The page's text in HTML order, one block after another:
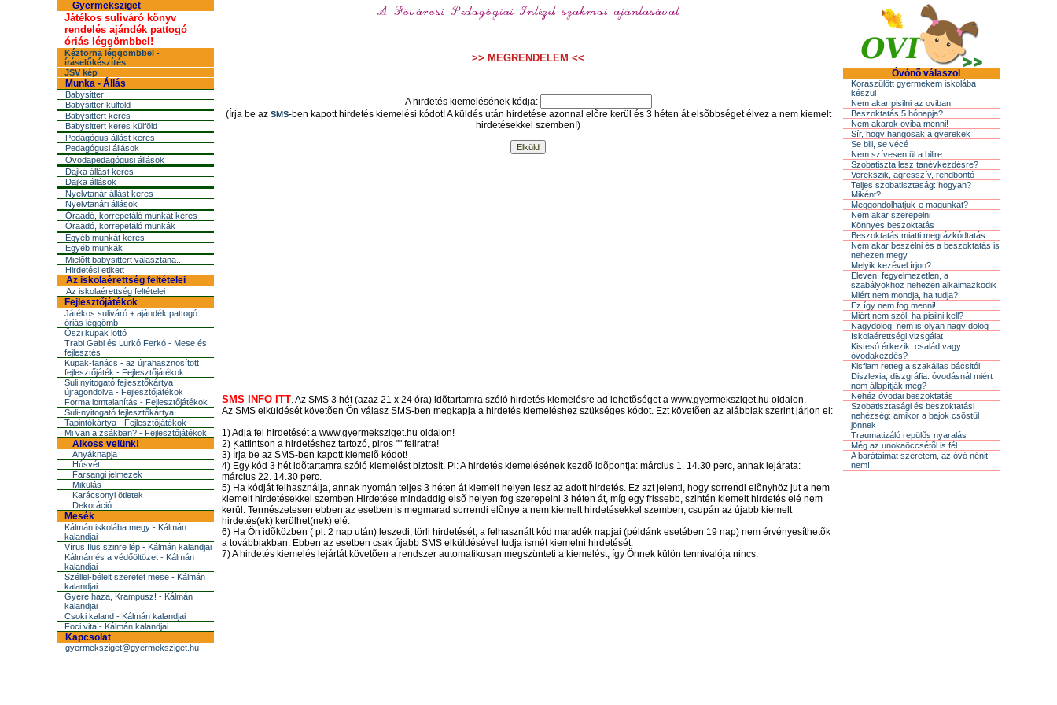
Gyermeksziget
Játékos suliváró könyv
rendelés ajándék pattogó
óriás léggömbbel!
Kéztorna léggömbbel -
íráselőkészítés
JSV kép
Munka - Állás
Babysitter
Babysitter külföld
Babysittert keres
Babysittert keres külföld
Pedagógus állást keres
Pedagógusi állások
Óvodapedagógusi állások
Dajka állást keres
Dajka állások
Nyelvtanár állást keres
Nyelvtanári állások
Óraadó, korrepetáló munkát keres
Óraadó, korrepetáló munkák
Egyéb munkát keres
Egyéb munkák
Mielõtt babysittert választana...
Hirdetési etikett
Az iskolaérettség feltételei
Az iskolaérettség feltételei
Fejlesztőjátékok
Játékos suliváró + ajándék pattogó
óriás léggömb
Őszi kupak lottó
Trabi Gabi és Lurkó Ferkó - Mese és
fejlesztés
Kupak-tanács - az újrahasznosított
fejlesztőjáték - Fejlesztőjátékok
Suli nyitogató fejlesztőkártya
újragondolva - Fejlesztőjátékok
Forma lomtalanítás - Fejlesztőjátékok
Suli-nyitogató fejlesztőkártya
Tapintókártya - Fejlesztőjátékok
Mi van a zsákban? - Fejlesztőjátékok
Alkoss velünk!
Anyáknapja
Húsvét
Farsangi jelmezek
Mikulás
Karácsonyi ötletek
Dekoráció
Mesék
Kálmán iskolába megy - Kálmán
kalandjai
Vírus Ilus szinre lép - Kálmán kalandjai
Kálmán és a védőöltözet - Kálmán
kalandjai
Széllel-bélelt szeretet mese - Kálmán
kalandjai
Gyere haza, Krampusz! - Kálmán
kalandjai
Csoki kaland - Kálmán kalandjai
Foci vita - Kálmán kalandjai
Kapcsolat
gyermeksziget@gyermeksziget.hu
>> MEGRENDELEM <<
A hirdetés kiemelésének kódja:
(Írja be az SMS-ben kapott hirdetés kiemelési kódot! A küldés után hirdetése azonnal elõre kerül és 3 héten át elsõbbséget élvez a nem kiemelt
hirdetésekkel szemben!)
SMS INFO ITT. Az SMS 3 hét (azaz 21 x 24 óra) idõtartamra szóló hirdetés kiemelésre ad lehetõséget a www.gyermeksziget.hu oldalon.
Az SMS elküldését követõen Ön válasz SMS-ben megkapja a hirdetés kiemeléshez szükséges kódot. Ezt követõen az alábbiak szerint járjon el:
1) Adja fel hirdetését a www.gyermeksziget.hu oldalon!
2) Kattintson a hirdetéshez tartozó, piros "" feliratra!
3) Írja be az SMS-ben kapott kiemelõ kódot!
4) Egy kód 3 hét idõtartamra szóló kiemelést biztosít. Pl: A hirdetés kiemelésének kezdõ idõpontja: március 1. 14.30 perc, annak lejárata:
március 22. 14.30 perc.
5) Ha kódját felhasználja, annak nyomán teljes 3 héten át kiemelt helyen lesz az adott hirdetés. Ez azt jelenti, hogy sorrendi elõnyhöz jut a nem
kiemelt hirdetésekkel szemben.Hirdetése mindaddig elsõ helyen fog szerepelni 3 héten át, míg egy frissebb, szintén kiemelt hirdetés elé nem
kerül. Természetesen ebben az esetben is megmarad sorrendi elõnye a nem kiemelt hirdetésekkel szemben, csupán az újabb kiemelt
hirdetés(ek) kerülhet(nek) elé.
6) Ha Ön idõközben ( pl. 2 nap után) leszedi, törli hirdetését, a felhasznált kód maradék napjai (példánk esetében 19 nap) nem érvényesíthetõk
a továbbiakban. Ebben az esetben csak újabb SMS elküldésével tudja ismét kiemelni hirdetését.
7) A hirdetés kiemelés lejártát követõen a rendszer automatikusan megszünteti a kiemelést, így Önnek külön tennivalója nincs.
Óvónõ válaszol
Koraszülött gyermekem iskolába
készül
Nem akar pisilni az oviban
Beszoktatás 5 hónapja?
Nem akarok oviba menni!
Sír, hogy hangosak a gyerekek
Se bili, se vécé
Nem szívesen ül a bilire
Szobatiszta lesz tanévkezdésre?
Verekszik, agresszív, rendbontó
Teljes szobatisztaság: hogyan?
Miként?
Meggondolhatjuk-e magunkat?
Nem akar szerepelni
Könnyes beszoktatás
Beszoktatás miatti megrázkódtatás
Nem akar beszélni és a beszoktatás is
nehezen megy
Melyik kezével írjon?
Eleven, fegyelmezetlen, a
szabályokhoz nehezen alkalmazkodik
Miért nem mondja, ha tudja?
Ez így nem fog menni!
Miért nem szól, ha pisilni kell?
Nagydolog: nem is olyan nagy dolog
Iskolaérettségi vizsgálat
Kistesó érkezik: család vagy
óvodakezdés?
Kisfiam retteg a szakállas bácsitól!
Diszlexia, diszgráfia: óvodásnál miért
nem állapítják meg?
Nehéz óvodai beszoktatás
Szobatisztasági és beszoktatási
nehézség: amikor a bajok csõstül
jönnek
Traumatizáló repülõs nyaralás
Még az unokaöccsétõl is fél
A barátaimat szeretem, az óvó nénit
nem!